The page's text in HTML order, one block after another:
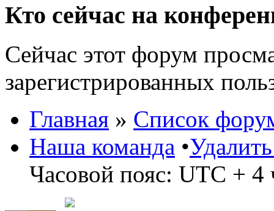
Кто сейчас на
Сейчас этот форум
зарегистрированных
Главная » Список
Наша команда •
Часовой пояс: UTC + 4